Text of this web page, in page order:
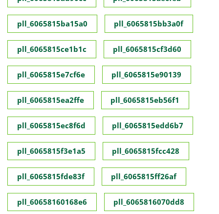
pll_6065815ba15a0 pll_6065815bb3a0f
pll_6065815ce1b1c pll_6065815cf3d60
pll_6065815e7cf6e pll_6065815e90139
pll_6065815ea2ffe pll_6065815eb56f1
pll_6065815ec8f6d pll_6065815edd6b7
pll_6065815f3e1a5 pll_6065815fcc428
pll_6065815fde83f pll_6065815ff26af
pll_60658160168e6 pll_6065816070dd8